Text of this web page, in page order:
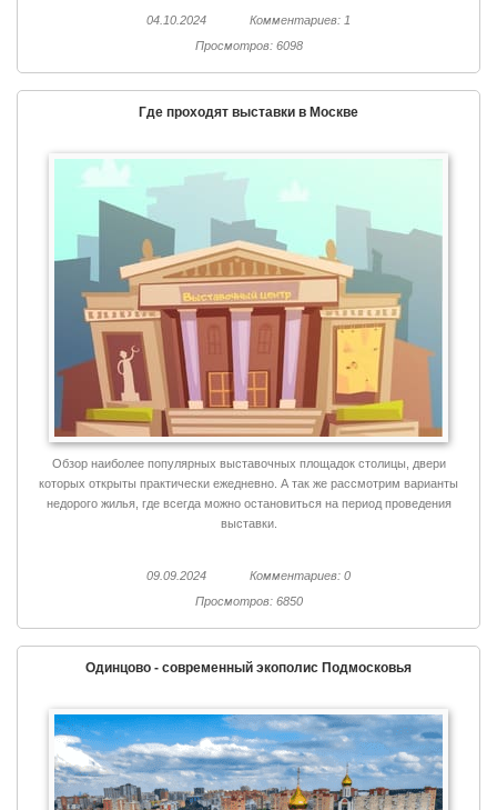
04.10.2024
Комментариев: 1
Просмотров: 6098
Где проходят выставки в Москве
Обзор наиболее популярных выставочных площадок столицы, двери
которых открыты практически ежедневно. А так же рассмотрим варианты
недорого жилья, где всегда можно остановиться на период проведения
выставки.
09.09.2024
Комментариев: 0
Просмотров: 6850
Одинцово - современный экополис Подмосковья